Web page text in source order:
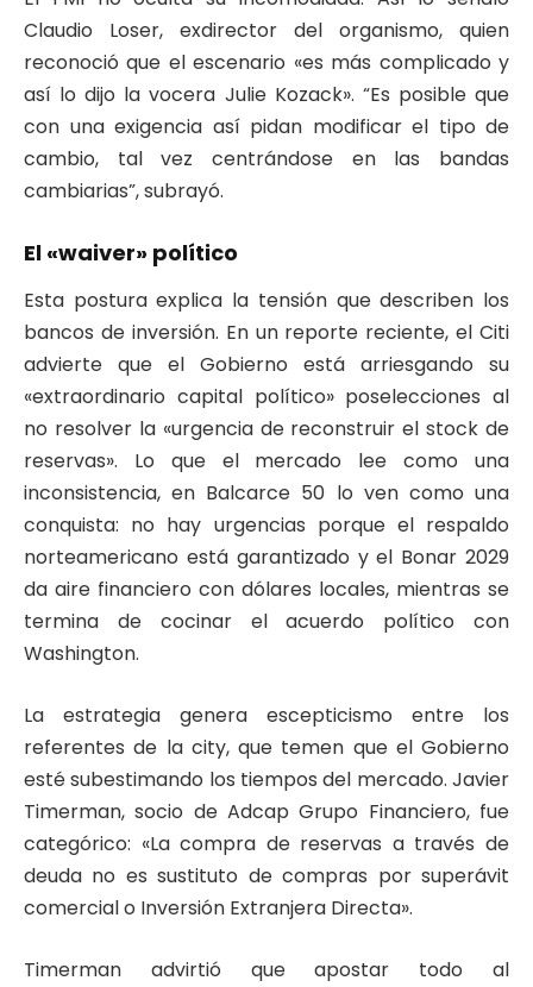
Claudio Loser, exdirector del organismo, quien
reconoció que el escenario «es más complicado y
así lo dijo la vocera Julie Kozack». “Es posible que
con una exigencia así pidan modificar el tipo de
cambio, tal vez centrándose en las bandas
cambiarias”, subrayó.
El «waiver» político
Esta postura explica la tensión que describen los
bancos de inversión. En un reporte reciente, el Citi
advierte que el Gobierno está arriesgando su
«extraordinario capital político» poselecciones al
no resolver la «urgencia de reconstruir el stock de
reservas». Lo que el mercado lee como una
inconsistencia, en Balcarce 50 lo ven como una
conquista: no hay urgencias porque el respaldo
norteamericano está garantizado y el Bonar 2029
da aire financiero con dólares locales, mientras se
termina de cocinar el acuerdo político con
Washington.
La estrategia genera escepticismo entre los
referentes de la city, que temen que el Gobierno
esté subestimando los tiempos del mercado. Javier
Timerman, socio de Adcap Grupo Financiero, fue
categórico: «La compra de reservas a través de
deuda no es sustituto de compras por superávit
comercial o Inversión Extranjera Directa».
Timerman advirtió que apostar todo al